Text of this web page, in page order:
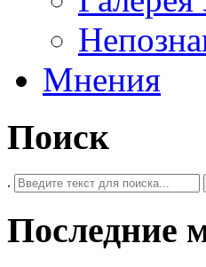
Мнения
Поиск
.
Последние